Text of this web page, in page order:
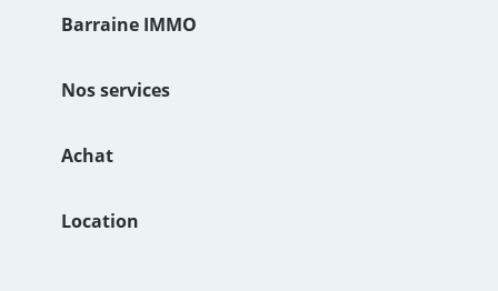
Barraine IMMO
Le groupe
Nos services
Estimation de bien immobilier
Achat
Achat maison Brest
Location